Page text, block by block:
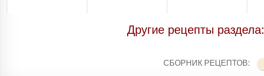
Другие рецепты раздела:
СБОРНИК РЕЦЕПТОВ: